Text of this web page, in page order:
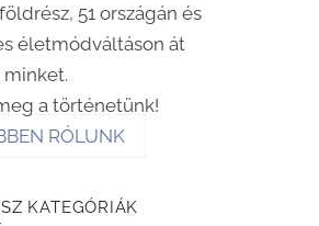
51 országán és
életmódváltáson át
a történetünk!
RÓLUNK
KATEGÓRIÁK